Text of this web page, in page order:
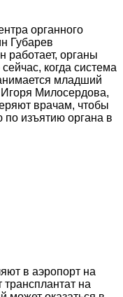
органного
Губарев
работает, органы
когда система
младший
Милосердова,
врачам, чтобы
изъятию органа в
в аэропорт на
на